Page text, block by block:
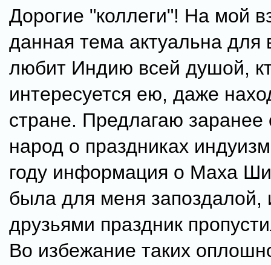
Дорогие "коллеги"! На мой
данная тема актуальна для
любит Индию всей душой,
интересуется ею, даже
стране. Предлагаю заранее
народ о праздниках
году информация о Маха
была для меня запоздалой,
друзьями праздник
Во избежание таких